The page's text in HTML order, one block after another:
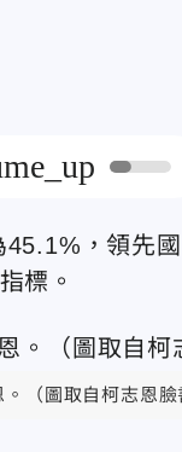
，領先國
標。
（圖取自柯志恩臉